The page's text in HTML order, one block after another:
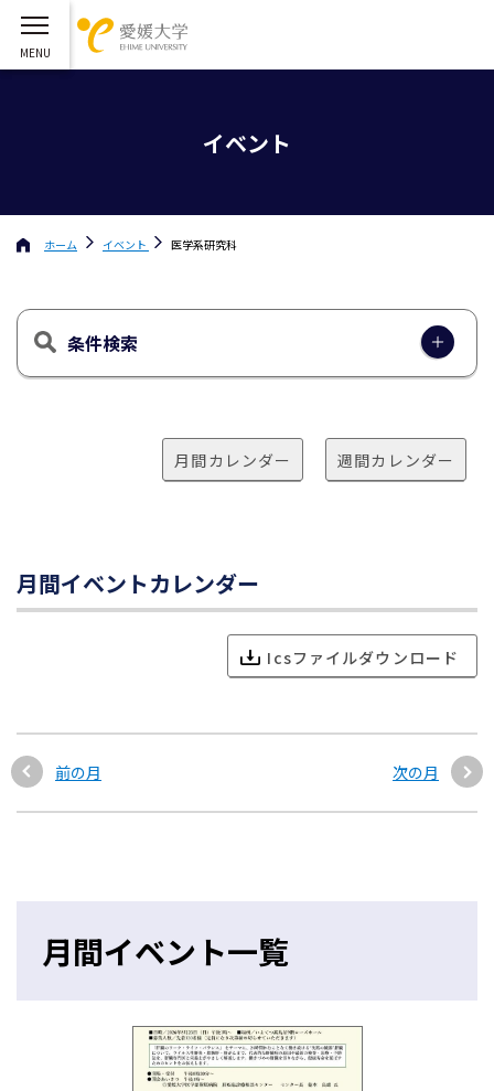
イベント
ホーム イベント 医学系研究科
条件検索
月間カレンダー 週間カレンダー
月間イベントカレンダー
Icsファイルダウンロード
前の月 次の月
月間イベント一覧